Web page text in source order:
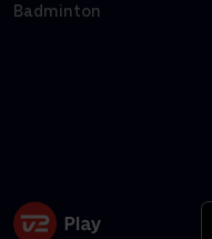
Badminton